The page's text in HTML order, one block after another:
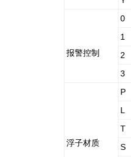
报警控制
0
1
2
3
浮子材质
P
L
T
S